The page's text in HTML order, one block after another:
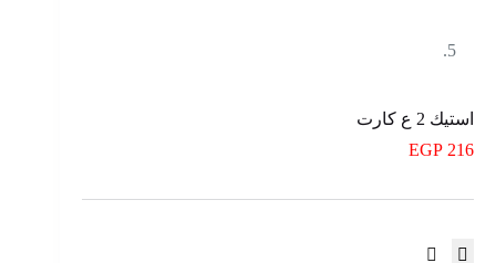
استيك 2 ع كارت
EGP 216